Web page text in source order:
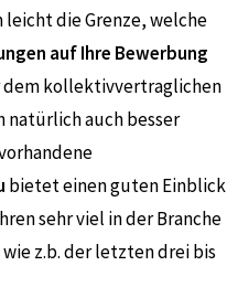
die Grenze, welche
auf Ihre Bewerbung
kollektivvertraglichen
natürlich auch besser
bietet einen guten Einblick
sehr viel in der Branche
z.b. der letzten drei bis